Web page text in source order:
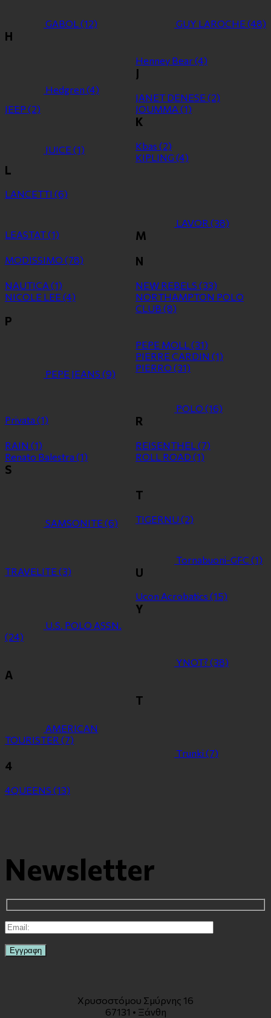
GABOL(12) GUY LAROCHE (48)
H
Hedgren (4)
Henney Bear(4)
J
JANET DENESE (2)
JEEP (2) JOUMMA (1)
JUICE (1)
K
Kbas (2)
KIPLING (4)
L
LANCETTI (6)
LAVOR (38)
LEASTAT(1) M
MODISSIMO (78) N
NAUTICA (1) NEW REBELS (33)
NICOLE LEE (4)
NORTHAMPTON POLO
CLUB (8)
P
PEPE JEANS (9)
PEPE MOLL(31)
PIERRE CARDIN (1)
PIERRO (31)
POLO (16)
Privata (1) R
RAIN (1) REISENTHEL(7)
Renato Balestra (1) ROLL ROAD (1)
S
SAMSONITE (6)
T
TIGERNU (2)
Tornabuoni-GFC (1)
TRAVELITE (3) U
U.S. POLO ASSN.
(24)
Ucon Acrobatics (15)
Y
YNOT? (38)
Α
ΑMERICAN
TOURISTER (7)
Τ
Τrunki (7)
4
4QUEENS (13)
Newsletter
Χρυσοστόμου Σμύρνης 16
67131 • Ξάνθη